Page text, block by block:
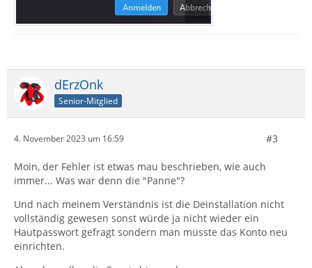
dErzOnk
Senior-Mitglied
4. November 2023 um 16:59 #3
Moin, der Fehler ist etwas mau beschrieben, wie auch
immer... Was war denn die "Panne"?
Und nach meinem Verständnis ist die Deinstallation nicht
vollständig gewesen sonst würde ja nicht wieder ein
Hautpasswort gefragt sondern man müsste das Konto neu
einrichten.